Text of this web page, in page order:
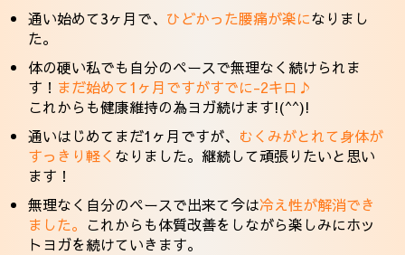
通い始めて3ヶ月で、 ひどかった腰痛が楽になりまし
た。
体の硬い私でも自分のペースで無理なく続けられま
す！ まだ始めて1ヶ月ですがすでに-2キロ♪
これからも健康維持の為ヨガ続けます!(^^)!
通いはじめてまだ1ヶ月ですが、 むくみがとれて身体が
すっきり軽く なりました。継続して頑張りたいと思い
ます！
無理なく自分のペースで出来て今は冷え性が解消でき
ました。 これからも体質改善をしながら楽しみにホッ
トヨガを続けていきます。